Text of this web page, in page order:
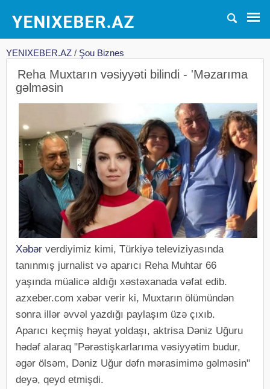
YENIXEBER.AZ / Şou Biznes
Reha Muxtarın vəsiyyəti bilindi - 'Məzarıma
gəlməsin
Xəbər verdiyimiz kimi, Türkiyə televiziyasında
tanınmış jurnalist və aparıcı Reha Muhtar 66
yaşında müalicə aldığı xəstəxanada vəfat edib.
azxeber.com xəbər verir ki, Muxtarın ölümündən
sonra illər əvvəl yazdığı paylaşım üzə çıxıb.
Aparıcı keçmiş həyat yoldaşı, aktrisa Dəniz Uğuru
hədəf alaraq "Pərəstişkarlarıma vəsiyyətim budur,
əgər ölsəm, Dəniz Uğur dəfn mərasimimə gəlməsin"
deyə, qeyd etmişdi.